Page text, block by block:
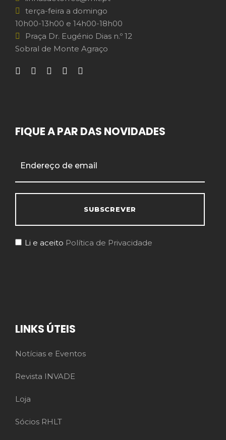
terça-feira a domingo
10h00-13h00 e 14h00-18h00
Praça Dr. Eugénio Dias n.º 12
Sobral de Monte Agraço
FIQUE A PAR DAS NOVIDADES
Li e aceito Política de Privacidade
LINKS ÚTEIS
Notícias e Eventos
Revista INVADE
Loja
Sócios RHLT